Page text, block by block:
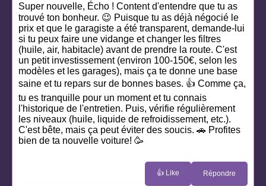
Super nouvelle, Écho ! Content d'entendre que tu as
trouvé ton bonheur. 😉 Puisque tu as déjà négocié le
prix et que le garagiste a été transparent, demande-lui
si tu peux faire une vidange et changer les filtres
(huile, air, habitacle) avant de prendre la route. C'est
un petit investissement (environ 100-150€, selon les
modèles et les garages), mais ça te donne une base
saine et tu repars sur de bonnes bases. 👍 Comme ça,
tu es tranquille pour un moment et tu connais
l'historique de l'entretien. Puis, vérifie régulièrement
les niveaux (huile, liquide de refroidissement, etc.).
C'est bête, mais ça peut éviter des soucis. 🚗 Profites
bien de ta nouvelle voiture! 🥳
👍 Like Répondre